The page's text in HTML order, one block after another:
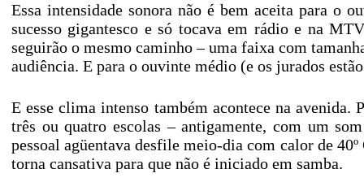
Essa intensidade sonora não é bem aceita para o
sucesso gigantesco e só tocava em rádio e na
seguirão o mesmo caminho – uma faixa com
audiência. E para o ouvinte médio (e os jurados
E esse clima intenso também acontece na
três ou quatro escolas – antigamente, com um
pessoal agüentava desfile meio-dia com calor de
torna cansativa para que não é iniciado em samba.